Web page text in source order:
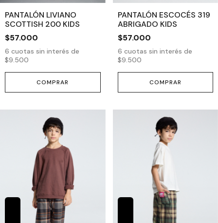
PANTALÓN LIVIANO
SCOTTISH 200 KIDS
$57.000
6 cuotas sin interés de
$9.500
COMPRAR
PANTALÓN ESCOCÉS 319
ABRIGADO KIDS
$57.000
6 cuotas sin interés de
$9.500
COMPRAR